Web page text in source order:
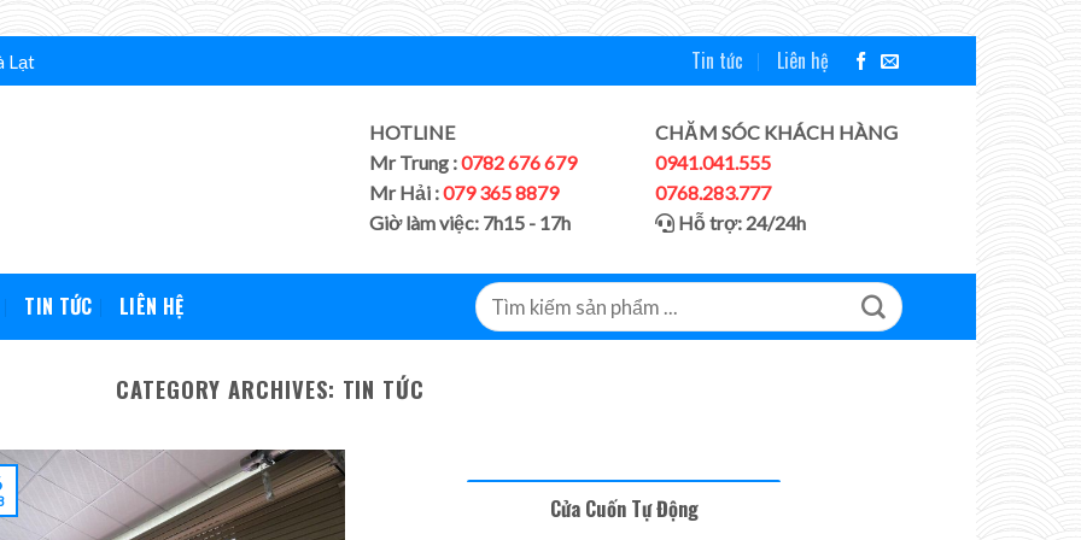
Lạt Tin tức Liên hệ
HOTLINE
Mr Trung :0782 676 679
Mr Hải :079 365 8879
Giờ làm việc: 7h15 - 17h
CHĂM SÓC KHÁCH HÀNG
0941.041.555
0768.283.777
Hỗ trợ: 24/24h
TIN TỨC LIÊN HỆ
CATEGORY ARCHIVES: TIN TỨC
Cửa Cuốn Tự Động